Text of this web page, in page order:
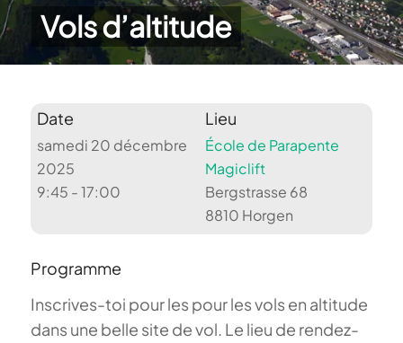
Vols d’altitude
Date
samedi 20 décembre
2025
9:45 - 17:00
Lieu
École de Parapente
Magiclift
Bergstrasse 68
8810 Horgen
Programme
Inscrives-toi pour les pour les vols en altitude
dans une belle site de vol. Le lieu de rendez-